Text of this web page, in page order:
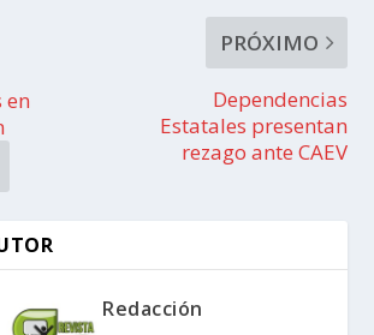
en
PRÓXIMO
Dependencias
Estatales presentan
rezago ante CAEV
Redacción